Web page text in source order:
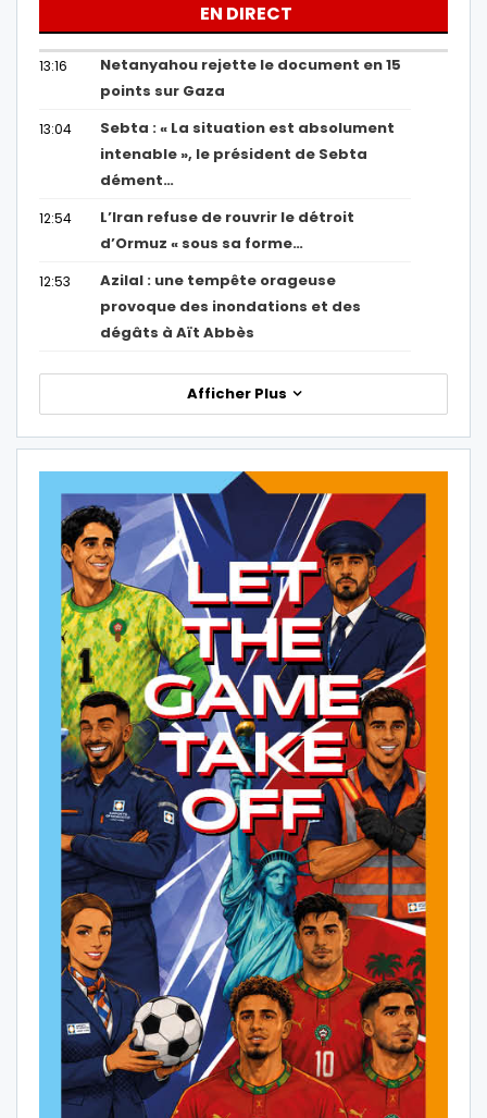
EN DIRECT
13:16
Netanyahou rejette le document en 15
points sur Gaza
13:04
Sebta : « La situation est absolument
intenable », le président de Sebta
dément…
12:54
L’Iran refuse de rouvrir le détroit
d’Ormuz « sous sa forme…
12:53
Azilal : une tempête orageuse
provoque des inondations et des
dégâts à Aït Abbès
Afficher Plus